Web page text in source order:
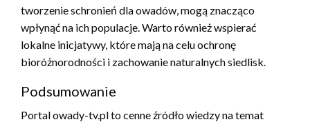
tworzenie schronień dla owadów, mogą znacząco
wpłynąć na ich populacje. Warto również wspierać
lokalne inicjatywy, które mają na celu ochronę
bioróżnorodności i zachowanie naturalnych siedlisk.
Podsumowanie
Portal owady-tv.pl to cenne źródło wiedzy na temat